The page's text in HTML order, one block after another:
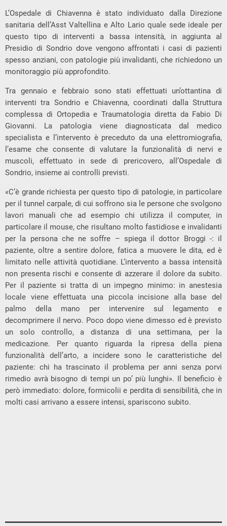
L’Ospedale di Chiavenna è stato individuato dalla Direzione
sanitaria dell’Asst Valtellina e Alto Lario quale sede ideale per
questo tipo di interventi a bassa intensità, in aggiunta al
Presidio di Sondrio dove vengono affrontati i casi di pazienti
spesso anziani, con patologie più invalidanti, che richiedono un
monitoraggio più approfondito.
Tra gennaio e febbraio sono stati effettuati un’ottantina di
interventi tra Sondrio e Chiavenna, coordinati dalla Struttura
complessa di Ortopedia e Traumatologia diretta da Fabio Di
Giovanni. La patologia viene diagnosticata dal medico
specialista e l’intervento è preceduto da una elettromiografia,
l’esame che consente di valutare la funzionalità di nervi e
muscoli, effettuato in sede di prericovero, all’Ospedale di
Sondrio, insieme ai controlli previsti.
«C’è grande richiesta per questo tipo di patologie, in particolare
per il tunnel carpale, di cui soffrono sia le persone che svolgono
lavori manuali che ad esempio chi utilizza il computer, in
particolare il mouse, che risultano molto fastidiose e invalidanti
per la persona che ne soffre – spiega il dottor Broggi -: il
paziente, oltre a sentire dolore, fatica a muovere le dita, ed è
limitato nelle attività quotidiane. L’intervento a bassa intensità
non presenta rischi e consente di azzerare il dolore da subito.
Per il paziente si tratta di un impegno minimo: in anestesia
locale viene effettuata una piccola incisione alla base del
palmo della mano per intervenire sul legamento e
decomprimere il nervo. Poco dopo viene dimesso ed è previsto
un solo controllo, a distanza di una settimana, per la
medicazione. Per quanto riguarda la ripresa della piena
funzionalità dell’arto, a incidere sono le caratteristiche del
paziente: chi ha trascinato il problema per anni senza porvi
rimedio avrà bisogno di tempi un po’ più lunghi». Il beneficio è
però immediato: dolore, formicolii e perdita di sensibilità, che in
molti casi arrivano a essere intensi, spariscono subito.